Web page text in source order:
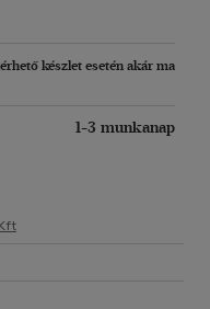
készlet esetén akár ma
1-3 munkanap